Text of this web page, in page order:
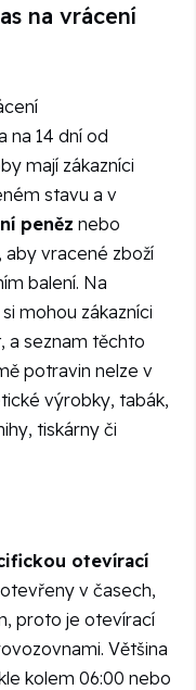
na vrácení
na 14 dní od
mají zákazníci
stavu a v
peněz nebo
aby vracené zboží
balení. Na
mohou zákazníci
a seznam těchto
potravin nelze v
výrobky, tabák,
tiskárny či
otevírací
v časech,
proto je otevírací
Většina
kolem 06:00 nebo